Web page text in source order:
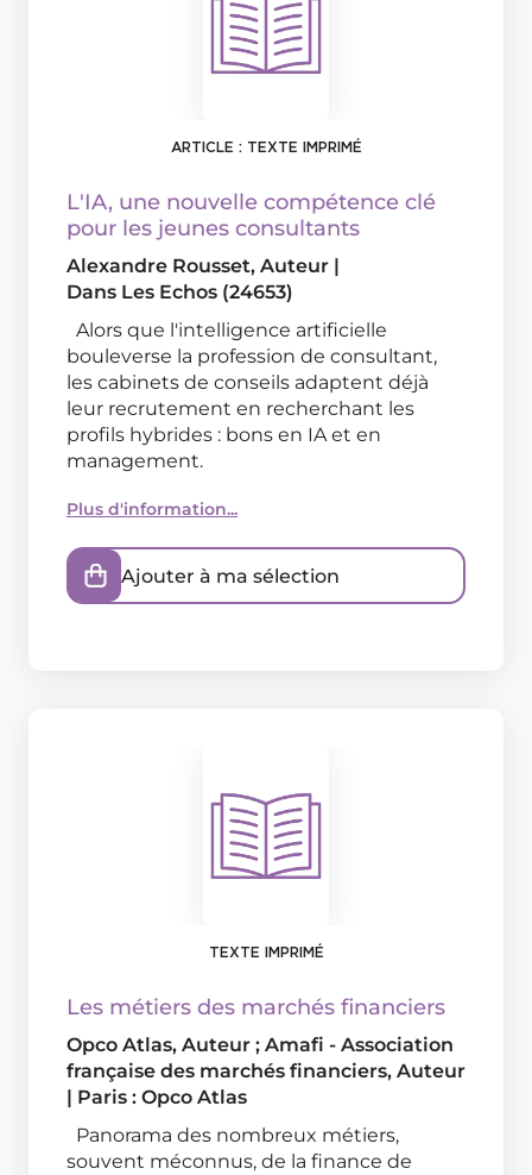
ARTICLE : TEXTE IMPRIMÉ
L'IA, une nouvelle compétence clé
pour les jeunes consultants
Alexandre Rousset, Auteur |
Dans Les Echos (24653)
Alors que l'intelligence artificielle
bouleverse la profession de consultant,
les cabinets de conseils adaptent déjà
leur recrutement en recherchant les
profils hybrides : bons en IA et en
management.
Plus d'information...
Ajouter à ma sélection
TEXTE IMPRIMÉ
Les métiers des marchés financiers
Opco Atlas, Auteur ; Amafi - Association
française des marchés financiers, Auteur
| Paris : Opco Atlas
Panorama des nombreux métiers,
souvent méconnus, de la finance de